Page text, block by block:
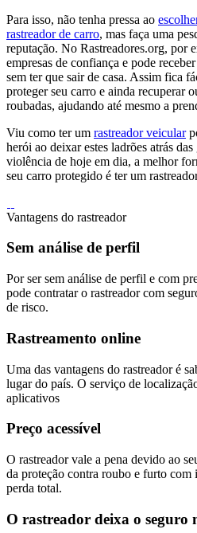
Para isso, não tenha pressa ao
rastreador de carro, mas faça uma
reputação. No Rastreadores.org, por
empresas de confiança e pode
sem ter que sair de casa. Assim fica
proteger seu carro e ainda recuperar
roubadas, ajudando até mesmo a
Viu como ter um rastreador veicular
herói ao deixar estes ladrões atrás
violência de hoje em dia, a melhor
seu carro protegido é ter um
Vantagens do rastreador
Sem análise de perfil
Por ser sem análise de perfil e com
pode contratar o rastreador com
de risco.
Rastreamento online
Uma das vantagens do rastreador é
lugar do país. O serviço de
aplicativos
Preço acessível
O rastreador vale a pena devido ao
da proteção contra roubo e furto com
perda total.
O rastreador deixa o seguro